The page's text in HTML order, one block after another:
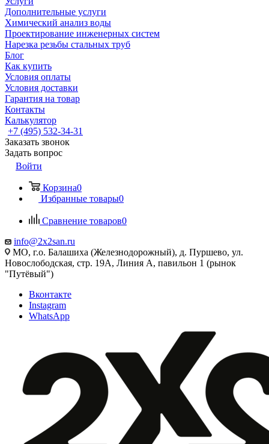
Дополнительные услуги
Химический анализ воды
Проектирование инженерных систем
Нарезка резьбы стальных труб
Блог
Как купить
Условия оплаты
Условия доставки
Гарантия на товар
Контакты
Калькулятор
+7 (495) 532‑34‑31
Заказать звонок
Задать вопрос
Войти
Корзина0
Избранные товары0
Сравнение товаров0
info@2x2san.ru
МО, г.о. Балашиха (Железнодорожный), д. Пуршево, ул.
Новослободская, стр. 19А, Линия А, павильон 1 (рынок
"Путёвый")
Вконтакте
Instagram
WhatsApp